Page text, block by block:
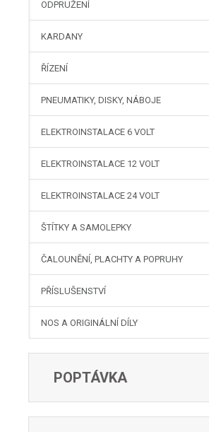
ODPRUŽENÍ
KARDANY
ŘÍZENÍ
PNEUMATIKY, DISKY, NÁBOJE
ELEKTROINSTALACE 6 VOLT
ELEKTROINSTALACE 12 VOLT
ELEKTROINSTALACE 24 VOLT
ŠTÍTKY A SAMOLEPKY
ČALOUNĚNÍ, PLACHTY A POPRUHY
PŘÍSLUŠENSTVÍ
NOS A ORIGINÁLNÍ DÍLY
POPTÁVKA